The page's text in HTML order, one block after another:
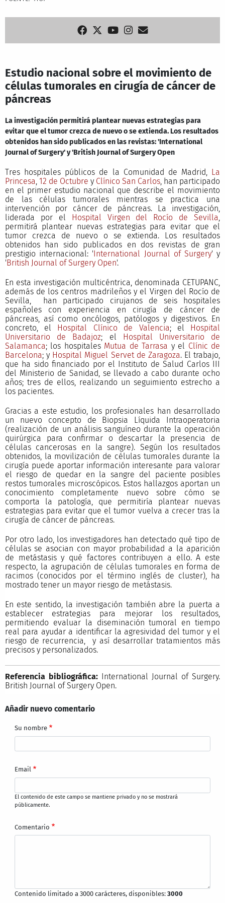
Estudio nacional sobre el movimiento de
células tumorales en cirugía de cáncer de
páncreas
La investigación permitirá plantear nuevas estrategias para
evitar que el tumor crezca de nuevo o se extienda. Los resultados
obtenidos han sido publicados en las revistas: 'International
Journal of Surgery' y 'British Journal of Surgery Open
Tres hospitales públicos de la Comunidad de Madrid, La
Princesa 12 de Octubre y Clínico San Carlos , han participado
en el primer estudio nacional que describe el movimiento
de las células tumorales mientras se practica una
intervención por cáncer de páncreas. La investigación,
liderada por el Hospital Virgen del Rocío de Sevilla
permitirá plantear nuevas estrategias para evitar que el
tumor crezca de nuevo o se extienda. Los resultados
obtenidos han sido publicados en dos revistas de gran
prestigio internacional: 'International Journal of Surgery' y
'British Journal of Surgery Open'.
En esta investigación multicéntrica, denominada CETUPANC,
además de los centros madrileños y el Virgen del Rocío de
Sevilla, han participado cirujanos de seis hospitales
españoles con experiencia en cirugía de cáncer de
páncreas, así como oncólogos, patólogos y digestivos. En
concreto, el Hospital Clínico de Valencia; el Hospital
Universitario de Badajoz; el Hospital Universitario de
Salamanca; los hospitales Mutua de Tarrasa y el Clínic de
Barcelona; y Hospital Miguel Servet de Zaragoza. El trabajo,
que ha sido financiado por el Instituto de Salud Carlos III
del Ministerio de Sanidad, se llevado a cabo durante ocho
años; tres de ellos, realizando un seguimiento estrecho a
los pacientes.
Gracias a este estudio, los profesionales han desarrollado
un nuevo concepto de Biopsia Líquida Intraoperatoria
(realización de un análisis sanguíneo durante la operación
quirúrgica para confirmar o descartar la presencia de
células cancerosas en la sangre). Según los resultados
obtenidos, la movilización de células tumorales durante la
cirugía puede aportar información interesante para valorar
el riesgo de quedar en la sangre del paciente posibles
restos tumorales microscópicos. Estos hallazgos aportan un
conocimiento completamente nuevo sobre cómo se
comporta la patología, que permitiría plantear nuevas
estrategias para evitar que el tumor vuelva a crecer tras la
cirugía de cáncer de páncreas.
Por otro lado, los investigadores han detectado qué tipo de
células se asocian con mayor probabilidad a la aparición
de metástasis y qué factores contribuyen a ello. A este
respecto, la agrupación de células tumorales en forma de
racimos (conocidos por el término inglés de cluster), ha
mostrado tener un mayor riesgo de metástasis.
En este sentido, la investigación también abre la puerta a
establecer estrategias para mejorar los resultados,
permitiendo evaluar la diseminación tumoral en tiempo
real para ayudar a identificar la agresividad del tumor y el
riesgo de recurrencia, y así desarrollar tratamientos más
precisos y personalizados.
Referencia bibliográfica:
International Journal of Surgery.
British Journal of Surgery Open.
Añadir nuevo comentario
Su nombre
Email
El contenido de este campo se mantiene privado y no se mostrará
públicamente.
Comentario
Contenido limitado a 3000 carácteres, disponibles:3000